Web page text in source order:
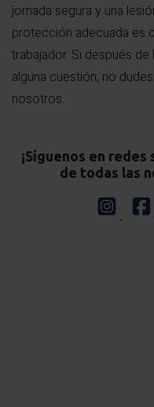
jornada segura y una
protección adecuada es
trabajador. Si después
alguna cuestión, no
nosotros.
¡Síguenos en
de todas las